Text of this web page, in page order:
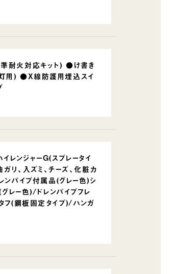
耐火対応キット) ●け書き
灯用) ●X線防護用埋込スイ
レンジャーG(スプレータイ
リ、入ズミ、チーズ、化粧カ
ンパイプ付属品(グレー色)シ
レー色)/ドレンパイプフレ
フ(鋼板固定タイプ)/ハンガ